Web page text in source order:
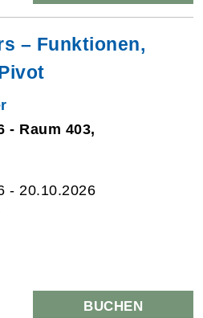
– Funktionen,
- Raum 403,
- 20.10.2026
BUCHEN